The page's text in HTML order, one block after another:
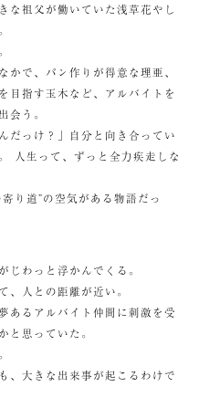
な祖父が働いていた浅草花やし
かで、パン作りが得意な理亜、
目指す玉木など、アルバイトを
会う。
だっけ？」自分と向き合ってい
人生って、ずっと全力疾走しな
り道”の空気がある物語だっ
じわっと浮かんでくる。
、人との距離が近い。
あるアルバイト仲間に刺激を受
と思っていた。
、大きな出来事が起こるわけで